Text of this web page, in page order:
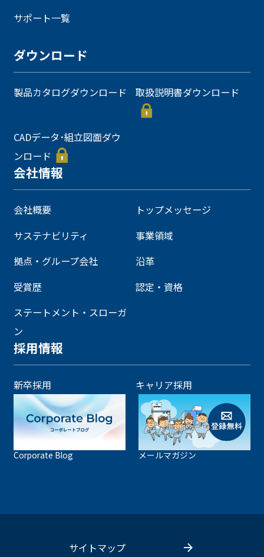
サポート一覧
ダウンロード
製品カタログダウンロード 取扱説明書ダウンロード
CADデータ･組立図面ダウ
ンロード
会社情報
会社概要
トップメッセージ
サステナビリティ
事業領域
拠点・グループ会社
沿革
受賞歴
認定・資格
ステートメント・スローガ
ン
採用情報
新卒採用 キャリア採用
Corporate Blog メールマガジン
サイトマップ